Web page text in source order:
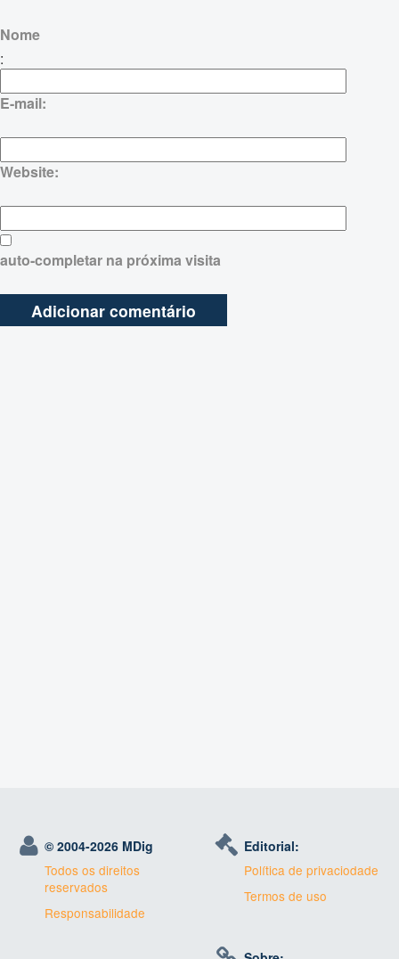
Nome
:
E-mail:
Website:
auto-completar na próxima visita
© 2004-2026 MDig
Todos os direitos
reservados
Responsabilidade
Editorial:
Política de privaciodade
Termos de uso